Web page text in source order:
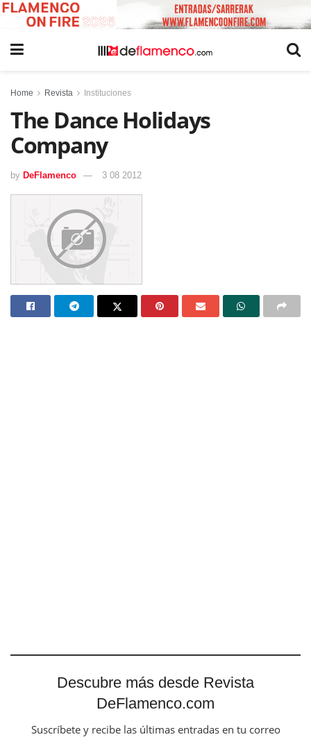
Home Revista Instituciones
The Dance Holidays
Company
by DeFlamenco 3 08 2012
Descubre más desde Revista
DeFlamenco.com
Suscríbete y recibe las últimas entradas en tu correo